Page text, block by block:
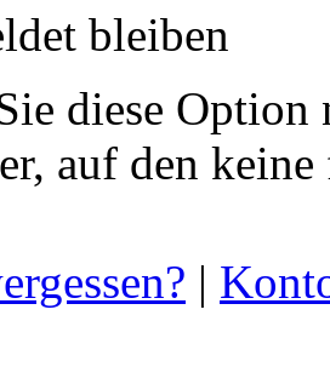
bleiben
diese
auf den
|